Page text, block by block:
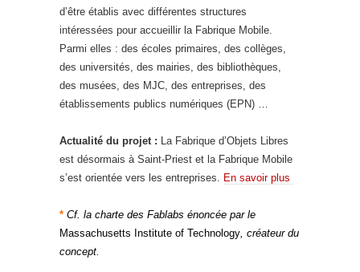
d’être établis avec différentes structures
intéressées pour accueillir la Fabrique Mobile.
Parmi elles : des écoles primaires, des collèges,
des universités, des mairies, des bibliothèques,
des musées, des MJC, des entreprises, des
établissements publics numériques (EPN) …
Actualité du projet : La Fabrique d’Objets Libres
est désormais à Saint-Priest et la Fabrique Mobile
s’est orientée vers les entreprises. En savoir plus
* Cf. la charte des Fablabs énoncée par le
Massachusetts Institute of Technology , créateur du
concept.